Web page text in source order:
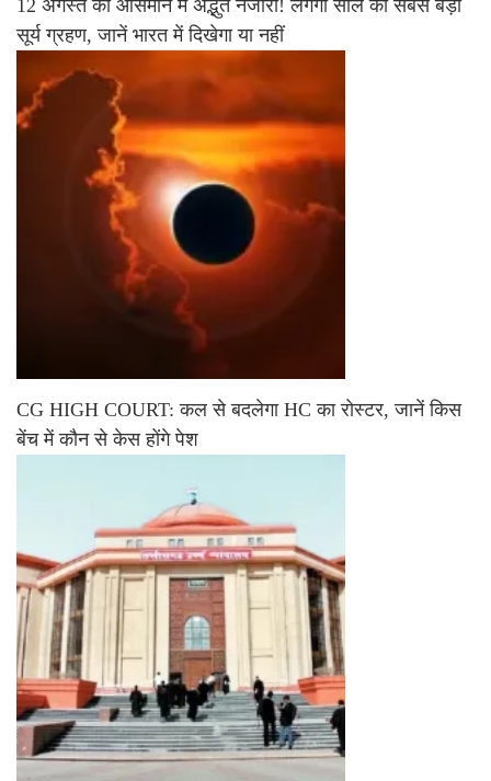
12 अगस्त को आसमान में अद्भुत नजारा! लगेगा साल का सबसे बड़ा
सूर्य ग्रहण, जानें भारत में दिखेगा या नहीं
CG HIGH COURT: कल से बदलेगा HC का रोस्टर, जानें किस
बेंच में कौन से केस होंगे पेश